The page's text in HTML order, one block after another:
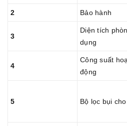
2 Bảo hành
3
Diện tích
dụng
4
Công suất
động
5 Bộ lọc bụi